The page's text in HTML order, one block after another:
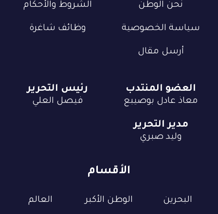
نحن الوطن الشروط والأحكام
سياسة الخصوصية وظائف شاغرة
أرسل مقال
الأقسام
البحرين الوطن الأكبر العالم
العضو المنتدب
معاذ عادل بوصيبع
رئيس التحرير
فيصل العلي
مدير التحرير
وليد صبري